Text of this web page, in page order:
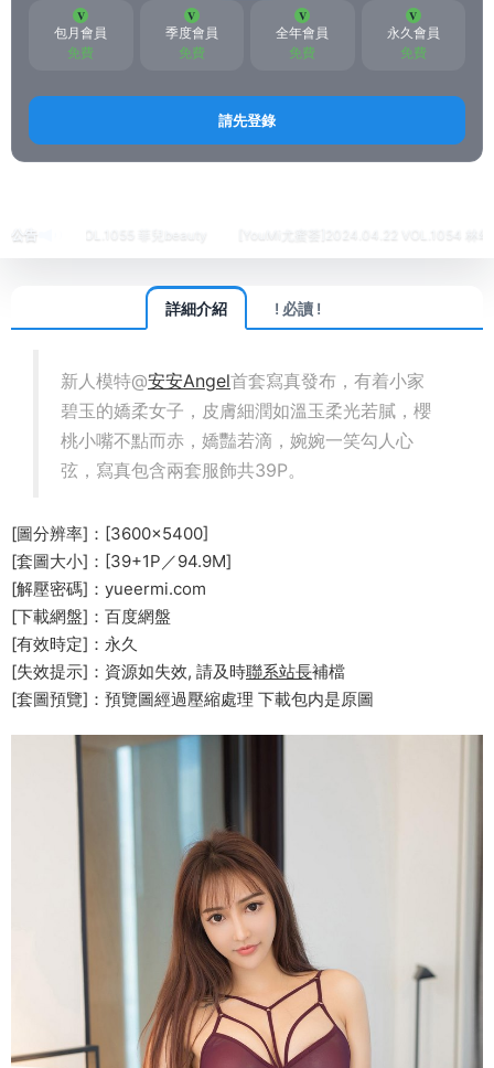
包月會員
免費
季度會員
免費
全年會員
免費
永久會員
免費
請先登錄
公告VOL.1055 菲兒beauty [YouMi尤蜜荟]2024.04.22 VOL.1054 林幼一
詳細介紹 ! 必讀 !
新人模特@安安Angel首套寫真發布，有着小家
碧玉的嬌柔女子，皮膚細潤如溫玉柔光若膩，櫻
桃小嘴不點而赤，嬌豔若滴，婉婉一笑勾人心
弦，寫真包含兩套服飾共39P。
[圖分辨率]：[3600×5400]
[套圖大小]：[39+1P／94.9M]
[解壓密碼]：yueermi.com
[下載網盤]：百度網盤
[有效時定]：永久
[失效提示]：資源如失效, 請及時聯系站長補檔
[套圖預覽]：預覽圖經過壓縮處理 下載包内是原圖